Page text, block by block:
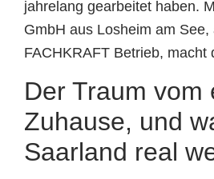
jahrelang gearbeitet haben.
GmbH aus Losheim am
FACHKRAFT Betrieb, macht
Der Traum vom
Zuhause, und
Saarland real